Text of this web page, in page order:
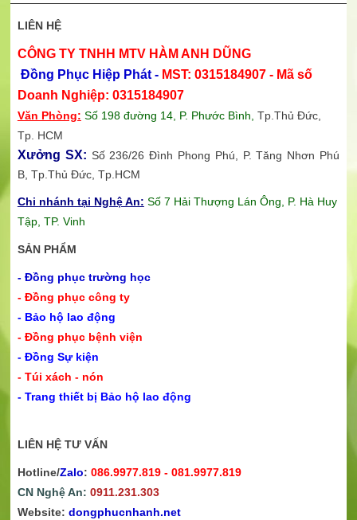
LIÊN HỆ
CÔNG TY TNHH MTV HÀM ANH DŨNG
Đồng Phục Hiệp Phát - MST: 0315184907 - Mã số
Doanh Nghiệp: 0315184907
Văn Phòng: Số 198 đường 14, P. Phước Bình, Tp.Thủ Đức,
Tp. HCM
Xưởng SX: Số 236/26 Đình Phong Phú, P. Tăng Nhơn Phú
B, Tp.Thủ Đức, Tp.HCM
Chi nhánh tại Nghệ An: Số 7 Hải Thượng Lán Ông, P. Hà Huy
Tập, TP. Vinh
SẢN PHẨM
- Đồng phục trường học
- Đồng phục công ty
- Bảo hộ lao động
- Đồng phục bệnh viện
- Đồng Sự kiện
- Túi xách - nón
- Trang thiết bị Bảo hộ lao động
LIÊN HỆ TƯ VẤN
Hotline/Zalo: 086.9977.819 - 081.9977.819
CN Nghệ An: 0911.231.303
Website: dongphucnhanh.net